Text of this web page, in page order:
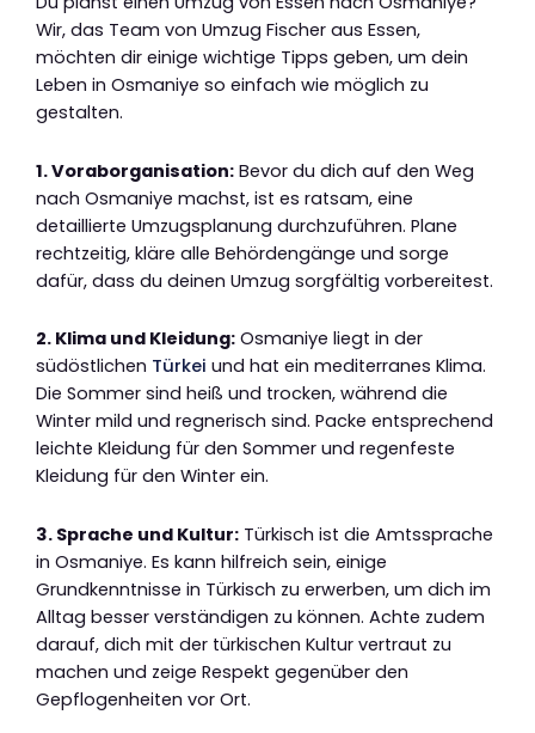
Wir, das Team von Umzug Fischer aus Essen,
möchten dir einige wichtige Tipps geben, um dein
Leben in Osmaniye so einfach wie möglich zu
gestalten.
1. Voraborganisation: Bevor du dich auf den Weg
nach Osmaniye machst, ist es ratsam, eine
detaillierte Umzugsplanung durchzuführen. Plane
rechtzeitig, kläre alle Behördengänge und sorge
dafür, dass du deinen Umzug sorgfältig vorbereitest.
2. Klima und Kleidung: Osmaniye liegt in der
südöstlichen Türkei und hat ein mediterranes Klima.
Die Sommer sind heiß und trocken, während die
Winter mild und regnerisch sind. Packe entsprechend
leichte Kleidung für den Sommer und regenfeste
Kleidung für den Winter ein.
3. Sprache und Kultur: Türkisch ist die Amtssprache
in Osmaniye. Es kann hilfreich sein, einige
Grundkenntnisse in Türkisch zu erwerben, um dich im
Alltag besser verständigen zu können. Achte zudem
darauf, dich mit der türkischen Kultur vertraut zu
machen und zeige Respekt gegenüber den
Gepflogenheiten vor Ort.